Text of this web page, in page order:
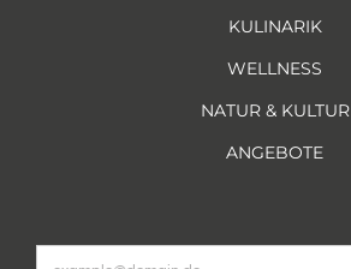
KULINARIK
WELLNESS
NATUR & KULTUR
ANGEBOTE